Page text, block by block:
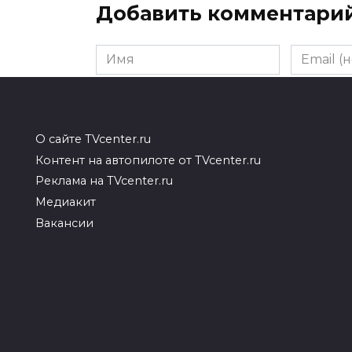
Добавить
Имя
Email
О сайте TVcenter.ru
Контент на автопилоте от TVcenter.ru
Реклама на TVcenter.ru
Медиакит
Вакансии